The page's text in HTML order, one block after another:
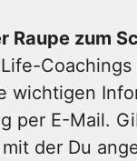
Raupe zum
Coachings
wichtigen
per E-Mail.
der Du